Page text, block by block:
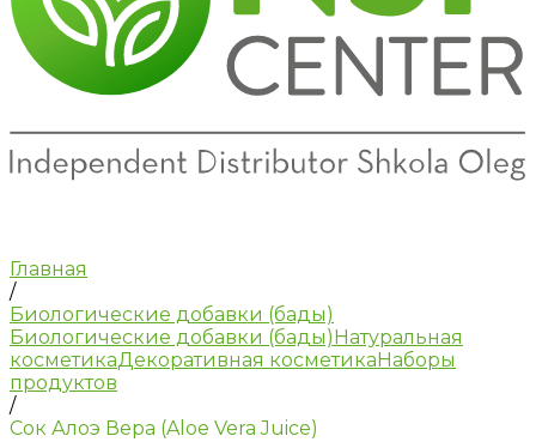
Главная
/
Биологические добавки (бады)
Биологические добавки (бады) Натуральная
косметикаДекоративная косметика Наборы
продуктов
/
Сок Алоэ Вера (Aloe Vera Juice)